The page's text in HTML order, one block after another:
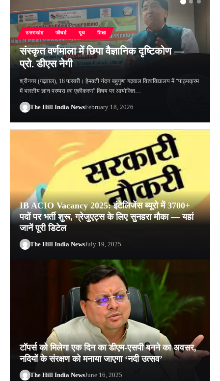
उत्तराखंड फीचर्ड यूथ शिक्षा
संस्कृत वर्णमाला में छिपा वैज्ञानिक दृष्टिकोण —
प्रो. डीएस नेगी
श्रीनगर (गढ़वाल), 18 फरवरी। हेमवती नंदन बहुगुणा गढ़वाल विश्वविद्यालय में “पाठ्यक्रम
में भारतीय ज्ञान परम्परा का एकीकरण” विषय पर आयोजित…
The Hill India NewsFebruary 18, 2026
IB ACIO Vacancy 2025: इंटेलिजेंस ब्यूरो में 3700+
पदों पर भर्ती शुरू, ग्रेजुएट्स के लिए सुनहरा मौका — यहां
जानें पूरी डिटेल
The Hill India NewsJuly 19, 2025
टॉपर्स को मिलेगा एक दिन का डीएम-एसपी बनने का अवसर,
नदियों के संरक्षण को मनाया जाएगा ‘नदी उत्सव’
The Hill India NewsJune 16, 2025